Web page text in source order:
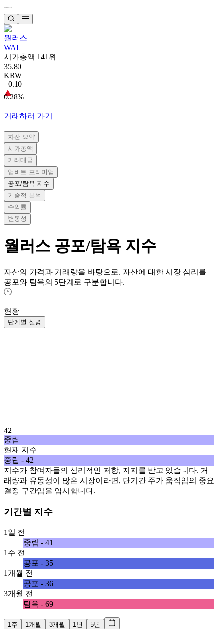
월러스
WAL
시가총액 141위
35.80
KRW
+0.10
0.28%
거래하러 가기
자산 요약
시가총액
거래대금
업비트 프리미엄
공포/탐욕 지수
기술적 분석
수익률
변동성
월러스 공포/탐욕 지수
자산의 가격과 거래량을 바탕으로, 자산에 대한 시장 심리를
공포와 탐욕의 5단계로 구분합니다.
현황
단계별 설명
42
중립
현재 지수
중립 - 42
지수가 참여자들의 심리적인 저항, 지지를 받고 있습니다. 거
래량과 유동성이 많은 시장이라면, 단기간 주가 움직임의 중요
결정 구간임을 암시합니다.
기간별 지수
1일 전
중립 - 41
1주 전
공포 - 35
1개월 전
공포 - 36
3개월 전
탐욕 - 69
1주 1개월 3개월 1년 5년